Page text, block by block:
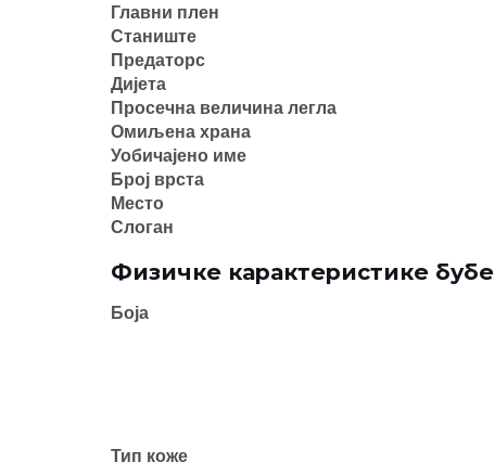
Главни плен
Станиште
Предаторс
Дијета
Просечна величина легла
Омиљена храна
Уобичајено име
Број врста
Место
Слоган
Физичке карактеристике бубе
Боја
Тип коже